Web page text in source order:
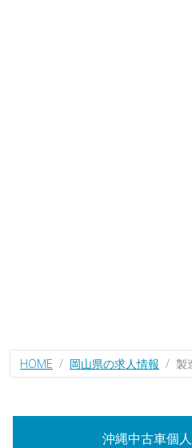
HOME 岡山県の求人情報 製
沖縄中古車個